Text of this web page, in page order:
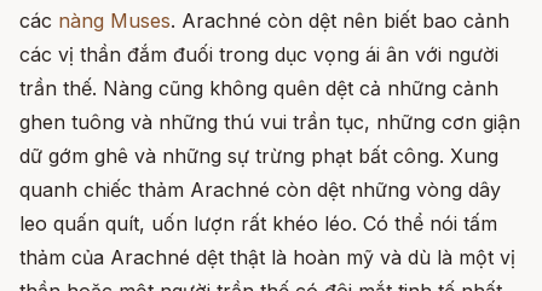
các nàng Muses. Arachné còn dệt nên biết bao cảnh
các vị thần đắm đuối trong dục vọng ái ân với người
trần thế. Nàng cũng không quên dệt cả những cảnh
ghen tuông và những thú vui trần tục, những cơn giận
dữ gớm ghê và những sự trừng phạt bất công. Xung
quanh chiếc thảm Arachné còn dệt những vòng dây
leo quấn quít, uốn lượn rất khéo léo. Có thể nói tấm
thảm của Arachné dệt thật là hoàn mỹ và dù là một vị